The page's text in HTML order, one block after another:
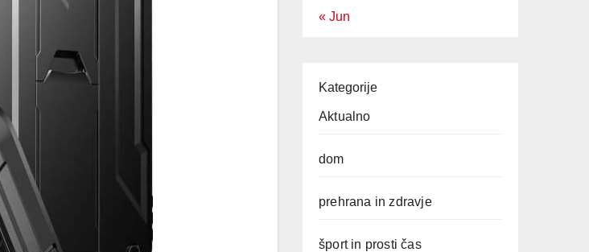
« Jun
Kategorije
Aktualno
dom
prehrana in zdravje
šport in prosti čas